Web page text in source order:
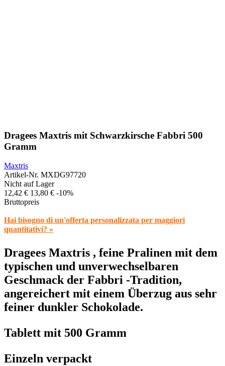
Dragees Maxtris mit Schwarzkirsche Fabbri 500
Gramm
Maxtris
Artikel-Nr. MXDG97720
Nicht auf Lager
12,42 € 13,80 € -10%
Bruttopreis
Hai bisogno di un'offerta personalizzata per maggiori
quantitativi? »
Dragees Maxtris , feine Pralinen mit dem
typischen und unverwechselbaren
Geschmack der Fabbri -Tradition,
angereichert mit einem Überzug aus sehr
feiner dunkler Schokolade.
Tablett mit 500 Gramm
Einzeln verpackt